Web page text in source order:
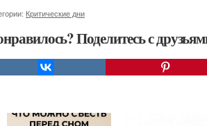
Критические дни
Поделитесь с